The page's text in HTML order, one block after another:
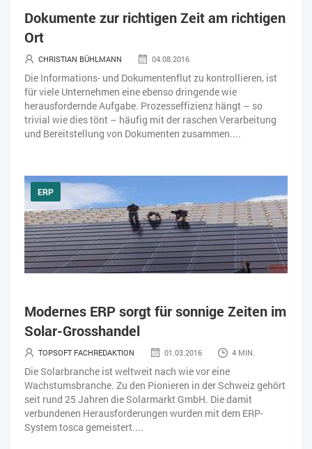
Dokumente zur richtigen Zeit am richtigen
Ort
CHRISTIAN BÜHLMANN 04.08.2016
Die Informations- und Dokumentenflut zu kontrollieren, ist
für viele Unternehmen eine ebenso dringende wie
herausfordernde Aufgabe. Prozesseffizienz hängt – so
trivial wie dies tönt – häufig mit der raschen Verarbeitung
und Bereitstellung von Dokumenten zusammen....
ERP
Modernes ERP sorgt für sonnige Zeiten im
Solar-Grosshandel
TOPSOFT FACHREDAKTION 01.03.2016 4 MIN.
Die Solarbranche ist weltweit nach wie vor eine
Wachstumsbranche. Zu den Pionieren in der Schweiz gehört
seit rund 25 Jahren die Solarmarkt GmbH. Die damit
verbundenen Herausforderungen wurden mit dem ERP-
System tosca gemeistert....